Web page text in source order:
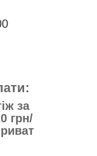
за
грн/